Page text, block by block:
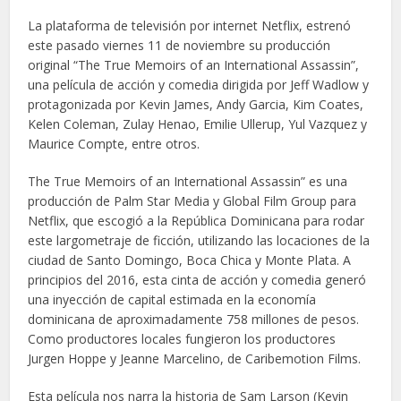
La plataforma de televisión por internet Netflix, estrenó
este pasado viernes 11 de noviembre su producción
original “The True Memoirs of an International Assassin”,
una película de acción y comedia dirigida por Jeff Wadlow y
protagonizada por Kevin James, Andy Garcia, Kim Coates,
Kelen Coleman, Zulay Henao, Emilie Ullerup, Yul Vazquez y
Maurice Compte, entre otros.
The True Memoirs of an International Assassin” es una
producción de Palm Star Media y Global Film Group para
Netflix, que escogió a la República Dominicana para rodar
este largometraje de ficción, utilizando las locaciones de la
ciudad de Santo Domingo, Boca Chica y Monte Plata. A
principios del 2016, esta cinta de acción y comedia generó
una inyección de capital estimada en la economía
dominicana de aproximadamente 758 millones de pesos.
Como productores locales fungieron los productores
Jurgen Hoppe y Jeanne Marcelino, de Caribemotion Films.
Esta película nos narra la historia de Sam Larson (Kevin